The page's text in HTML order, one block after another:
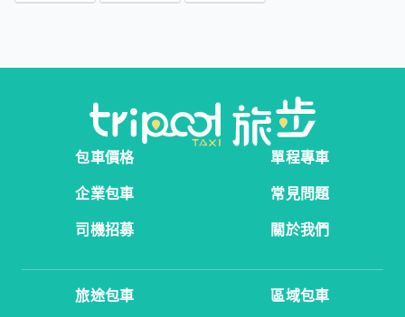
包車價格
單程專車
企業包車
常見問題
司機招募
關於我們
旅途包車 區域包車